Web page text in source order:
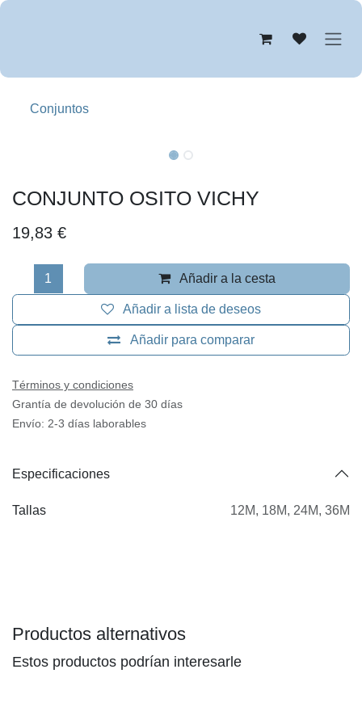
Ir al contenido
Conjuntos
CONJUNTO OSITO VICHY
19,83 €
Añadir a la cesta
Añadir para comparar
Añadir a lista de deseos
Términos y condiciones
Grantía de devolución de 30 días
Envío: 2-3 días laborables
Especificaciones
Tallas 12M, 18M, 24M, 36M
Productos alternativos
Estos productos podrían interesarle